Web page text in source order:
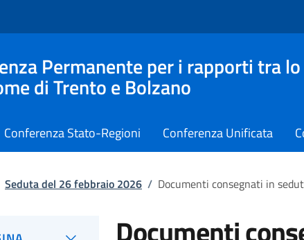
Permanente per i rapporti tra
di Trento e Bolzano
Conferenza Stato-Regioni Conferenza Unificata
Seduta del 26 febbraio 2026 / Documenti consegnati in